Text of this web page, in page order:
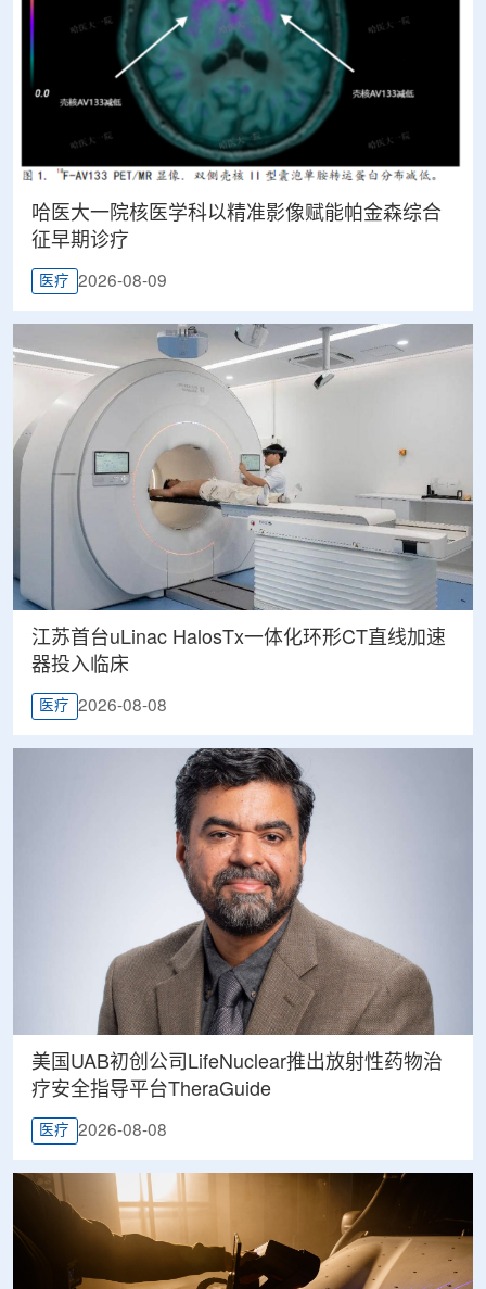
哈医大一院核医学科以精准影像赋能帕金森综合
征早期诊疗
医疗 2026-08-09
江苏首台uLinac HalosTx一体化环形CT直线加速
器投入临床
医疗 2026-08-08
美国UAB初创公司LifeNuclear推出放射性药物治
疗安全指导平台TheraGuide
医疗 2026-08-08